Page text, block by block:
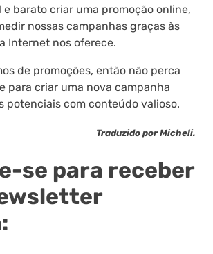
e barato criar uma promoção online,
nossas campanhas graças às
Internet nos oferece.
de promoções, então não perca
para criar uma nova campanha
potenciais com conteúdo valioso.
Traduzido por Micheli.
se para receber